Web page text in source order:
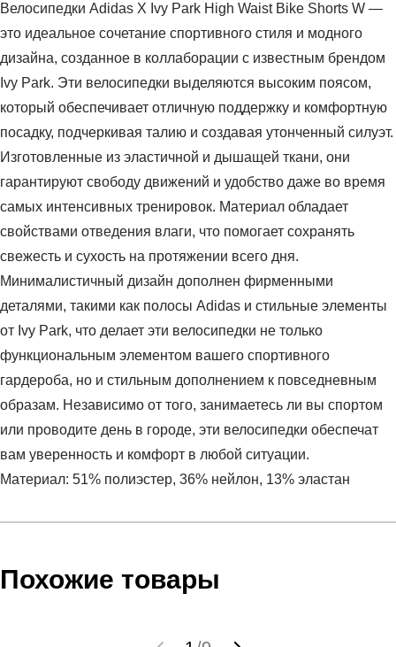
Велосипедки Adidas X Ivy Park High Waist Bike Shorts W —
это идеальное сочетание спортивного стиля и модного
дизайна, созданное в коллаборации с известным брендом
Ivy Park. Эти велосипедки выделяются высоким поясом,
который обеспечивает отличную поддержку и комфортную
посадку, подчеркивая талию и создавая утонченный силуэт.
Изготовленные из эластичной и дышащей ткани, они
гарантируют свободу движений и удобство даже во время
самых интенсивных тренировок. Материал обладает
свойствами отведения влаги, что помогает сохранять
свежесть и сухость на протяжении всего дня.
Минималистичный дизайн дополнен фирменными
деталями, такими как полосы Adidas и стильные элементы
от Ivy Park, что делает эти велосипедки не только
функциональным элементом вашего спортивного
гардероба, но и стильным дополнением к повседневным
образам. Независимо от того, занимаетесь ли вы спортом
или проводите день в городе, эти велосипедки обеспечат
вам уверенность и комфорт в любой ситуации.
Материал: 51% полиэстер, 36% нейлон, 13% эластан
Артикул:GT9011
Пол:женский
Условия оплаты
высылает Вам менеджер.
мы не увидим Вашу оплату.
Похожие товары